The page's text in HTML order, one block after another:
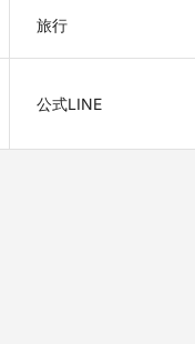
旅行
公式LINE